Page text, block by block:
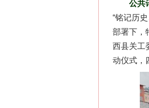
公共
“铭记历
部署下，
西县关工
动仪式，